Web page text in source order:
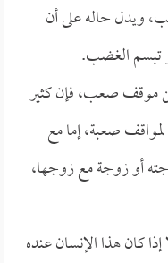
ويدل حاله على أن
تبسم الغضب.
موقف صعب، فإن كثير
صعبة، إما مع
أو زوجة مع زوجها،
كان هذا الإنسان عنده